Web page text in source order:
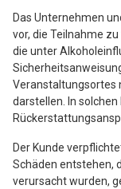
Das Unternehmen
vor, die Teilnahme
die unter
Veranstaltungsortes
darstellen. In
Der Kunde
Schäden entstehen,
verursacht wurden,